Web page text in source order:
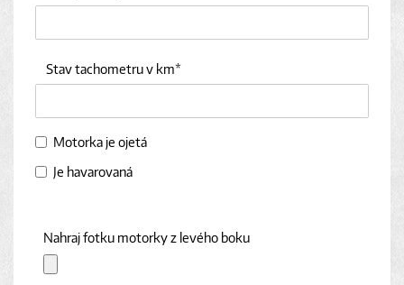
Stav tachometru v km
Motorka je ojetá
Je havarovaná
Nahraj fotku motorky z levého boku